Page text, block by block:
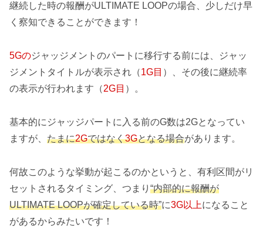
継続した時の報酬がULTIMATE LOOPの場合、少しだけ早
く察知できることができます！
5Gのジャッジメントのパートに移行する前には、ジャッ
ジメントタイトルが表示され（1G目 ）、その後に継続率
の表示が行われます（2G目 ）。
基本的にジャッジパートに入る前のG数は2Gとなってい
ますが、 たまに2Gではなく3Gとなる場合があります。
何故このような挙動が起こるのかというと、有利区間がリ
セットされるタイミング、つまり “内部的に報酬が
ULTIMATE LOOPが確定している時”に3G以上になること
があるからみたいです！